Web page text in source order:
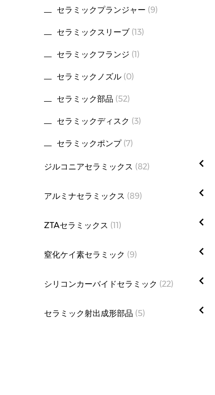
セラミックプランジャー (9)
セラミックスリーブ (13)
セラミックフランジ (1)
セラミックノズル (0)
セラミック部品 (52)
セラミックディスク (3)
セラミックポンプ (7)
ジルコニアセラミックス (82)
ク (4)
イットリウム安定ジルコニアセラミック
ブルージルコニアセラミック
アルミナセラミックス (89)
ZTAセラミックス (11)
窒化ケイ素セラミック (9)
シリコンカーバイドセラミック (22)
セラミック射出成形部品 (5)